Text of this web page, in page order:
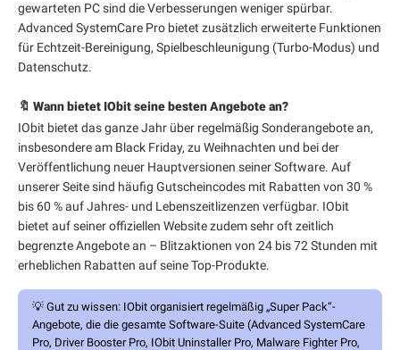
gewarteten PC sind die Verbesserungen weniger spürbar.
Advanced SystemCare Pro bietet zusätzlich erweiterte Funktionen
für Echtzeit-Bereinigung, Spielbeschleunigung (Turbo-Modus) und
Datenschutz.
🔖 Wann bietet IObit seine besten Angebote an?
IObit bietet das ganze Jahr über regelmäßig Sonderangebote an,
insbesondere am Black Friday, zu Weihnachten und bei der
Veröffentlichung neuer Hauptversionen seiner Software. Auf
unserer Seite sind häufig Gutscheincodes mit Rabatten von 30 %
bis 60 % auf Jahres- und Lebenszeitlizenzen verfügbar. IObit
bietet auf seiner offiziellen Website zudem sehr oft zeitlich
begrenzte Angebote an – Blitzaktionen von 24 bis 72 Stunden mit
erheblichen Rabatten auf seine Top-Produkte.
💡 Gut zu wissen: IObit organisiert regelmäßig „Super Pack“-
Angebote, die die gesamte Software-Suite (Advanced SystemCare
Pro, Driver Booster Pro, IObit Uninstaller Pro, Malware Fighter Pro,